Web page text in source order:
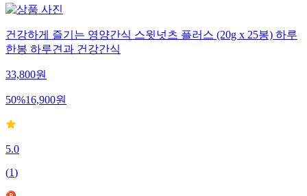
건강하게 즐기는 영양간식 스윗넛츠 플러스 (20g x 25봉) 하루
한봉 하루견과 건강간식
33,800원
50%16,900원
5.0
(1)